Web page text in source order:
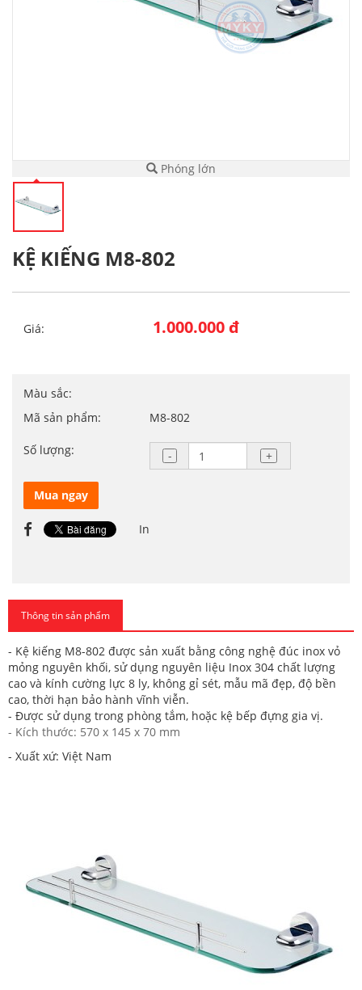
Phóng lớn
KỆ KIẾNG M8-802
Giá: 1.000.000 đ
Màu sắc:
Mã sản phẩm:
M8-802
Số lượng:
Mua ngay
In
Thông tin sản phẩm
- Kệ kiếng M8-802 được sản xuất bằng công nghệ đúc inox vỏ
mỏng nguyên khối, sử dụng nguyên liệu Inox 304 chất lượng
cao và kính cường lực 8 ly, không gỉ sét, mẫu mã đẹp, độ bền
cao, thời hạn bảo hành vĩnh viễn.
- Được sử dụng trong phòng tắm, hoặc kệ bếp đựng gia vị.
- Kích thước: 570 x 145 x 70 mm
- Xuất xứ: Việt Nam